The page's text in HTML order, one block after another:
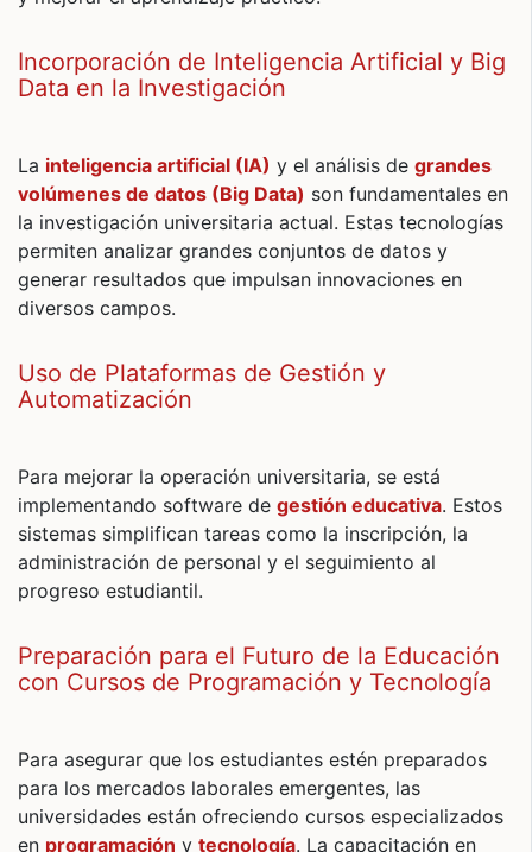
Incorporación de Inteligencia Artificial y Big
Data en la Investigación
La inteligencia artificial (IA) y el análisis de grandes
volúmenes de datos (Big Data) son fundamentales en
la investigación universitaria actual. Estas tecnologías
permiten analizar grandes conjuntos de datos y
generar resultados que impulsan innovaciones en
diversos campos.
Uso de Plataformas de Gestión y
Automatización
Para mejorar la operación universitaria, se está
implementando software de gestión educativa. Estos
sistemas simplifican tareas como la inscripción, la
administración de personal y el seguimiento al
progreso estudiantil.
Preparación para el Futuro de la Educación
con Cursos de Programación y Tecnología
Para asegurar que los estudiantes estén preparados
para los mercados laborales emergentes, las
universidades están ofreciendo cursos especializados
en programación y tecnología. La capacitación en